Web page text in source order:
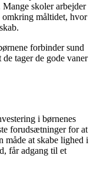
skoler arbejder
omkring måltidet, hvor
forbinder sund
tager de gode vaner
i børnenes
forudsætninger for at
måde at skabe lighed i
får adgang til et